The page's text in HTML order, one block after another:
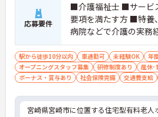
応募要件
■介護福祉士 ■サービ
要項を満たす方 ■特養
病院などで介護の実務
方 ※サービス提供責任
未経験スタートの実績
駅から徒歩10分以内 車通勤可 未経験OK
年
オープニングスタッフ募集
研修制度あり
産休･
ボーナス・賞与あり
社会保険完備 交通費支給
宮崎県宮崎市に位置する住宅型有料老人